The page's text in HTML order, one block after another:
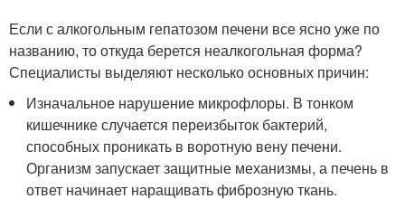
Если с алкогольным гепатозом печени все ясно уже по
названию, то откуда берется неалкогольная форма?
Специалисты выделяют несколько основных причин:
Изначальное нарушение микрофлоры. В тонком
кишечнике случается переизбыток бактерий,
способных проникать в воротную вену печени.
Организм запускает защитные механизмы, а печень в
ответ начинает наращивать фиброзную ткань.